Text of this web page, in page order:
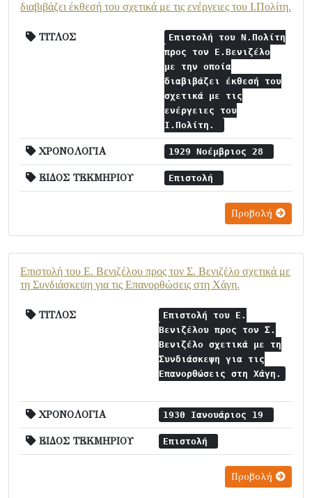
διαβιβάζει έκθεσή του σχετικά με τις ενέργειες του Ι.Πολίτη.
ΤΙΤΛΟΣ
Επιστολή του Ν.Πολίτη
προς τον Ε.Βενιζέλο
με την οποία
διαβιβάζει έκθεσή του
σχετικά με τις
ενέργειες του
Ι.Πολίτη.
ΧΡΟΝΟΛΟΓΙΑ 1929 Νοέμβριος 28
ΕΙΔΟΣ ΤΕΚΜΗΡΙΟΥ Επιστολή
Προβολή
Επιστολή του Ε. Βενιζέλου προς τον Σ. Βενιζέλο σχετικά με
τη Συνδιάσκεψη για τις Επανορθώσεις στη Χάγη.
ΤΙΤΛΟΣ
Επιστολή του Ε.
Βενιζέλου προς τον Σ.
Βενιζέλο σχετικά με τη
Συνδιάσκεψη για τις
Επανορθώσεις στη Χάγη.
ΧΡΟΝΟΛΟΓΙΑ 1930 Ιανουάριος 19
ΕΙΔΟΣ ΤΕΚΜΗΡΙΟΥ Επιστολή
Προβολή